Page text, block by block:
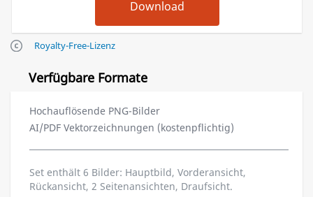
Royalty-Free-Lizenz
Verfügbare Formate
Hochauflösende PNG-Bilder
AI/PDF Vektorzeichnungen (kostenpflichtig)
Set enthält 6 Bilder: Hauptbild, Vorderansicht,
Rückansicht, 2 Seitenansichten, Draufsicht.